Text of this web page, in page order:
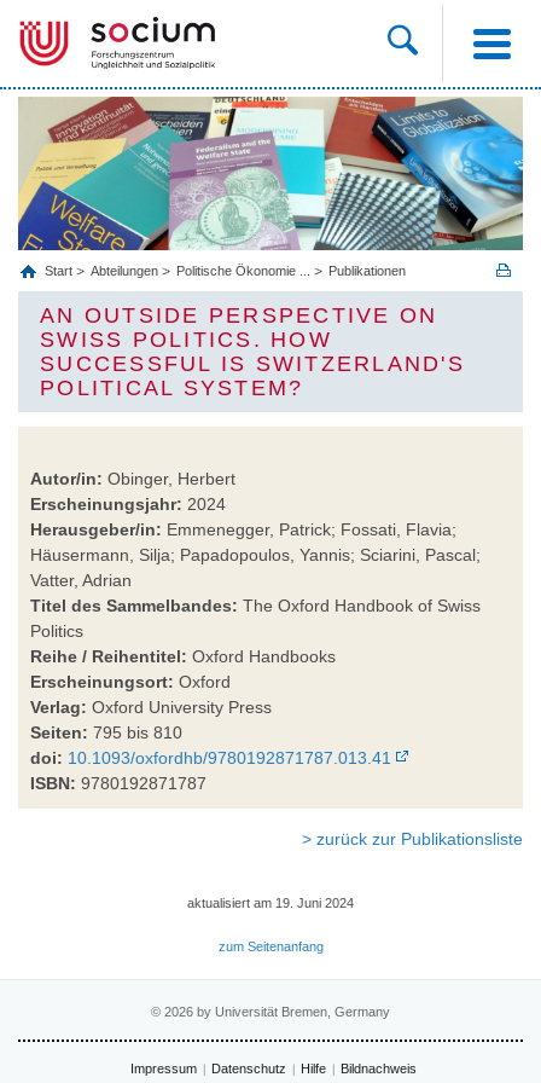
Start Abteilungen Politische Ökonomie ... Publikationen
AN OUTSIDE PERSPECTIVE ON
SWISS POLITICS. HOW
SUCCESSFUL IS SWITZERLAND'S
POLITICAL SYSTEM?
Autor/in: Obinger, Herbert
Erscheinungsjahr: 2024
Herausgeber/in: Emmenegger, Patrick; Fossati, Flavia;
Häusermann, Silja; Papadopoulos, Yannis; Sciarini, Pascal;
Vatter, Adrian
Titel des Sammelbandes: The Oxford Handbook of Swiss
Politics
Reihe / Reihentitel: Oxford Handbooks
Erscheinungsort: Oxford
Verlag: Oxford University Press
Seiten: 795 bis 810
doi: 10.1093/oxfordhb/9780192871787.013.41
ISBN: 9780192871787
> zurück zur Publikationsliste
aktualisiert am 19. Juni 2024
zum Seitenanfang
© 2026 by Universität Bremen, Germany
Impressum Datenschutz Hilfe Bildnachweis